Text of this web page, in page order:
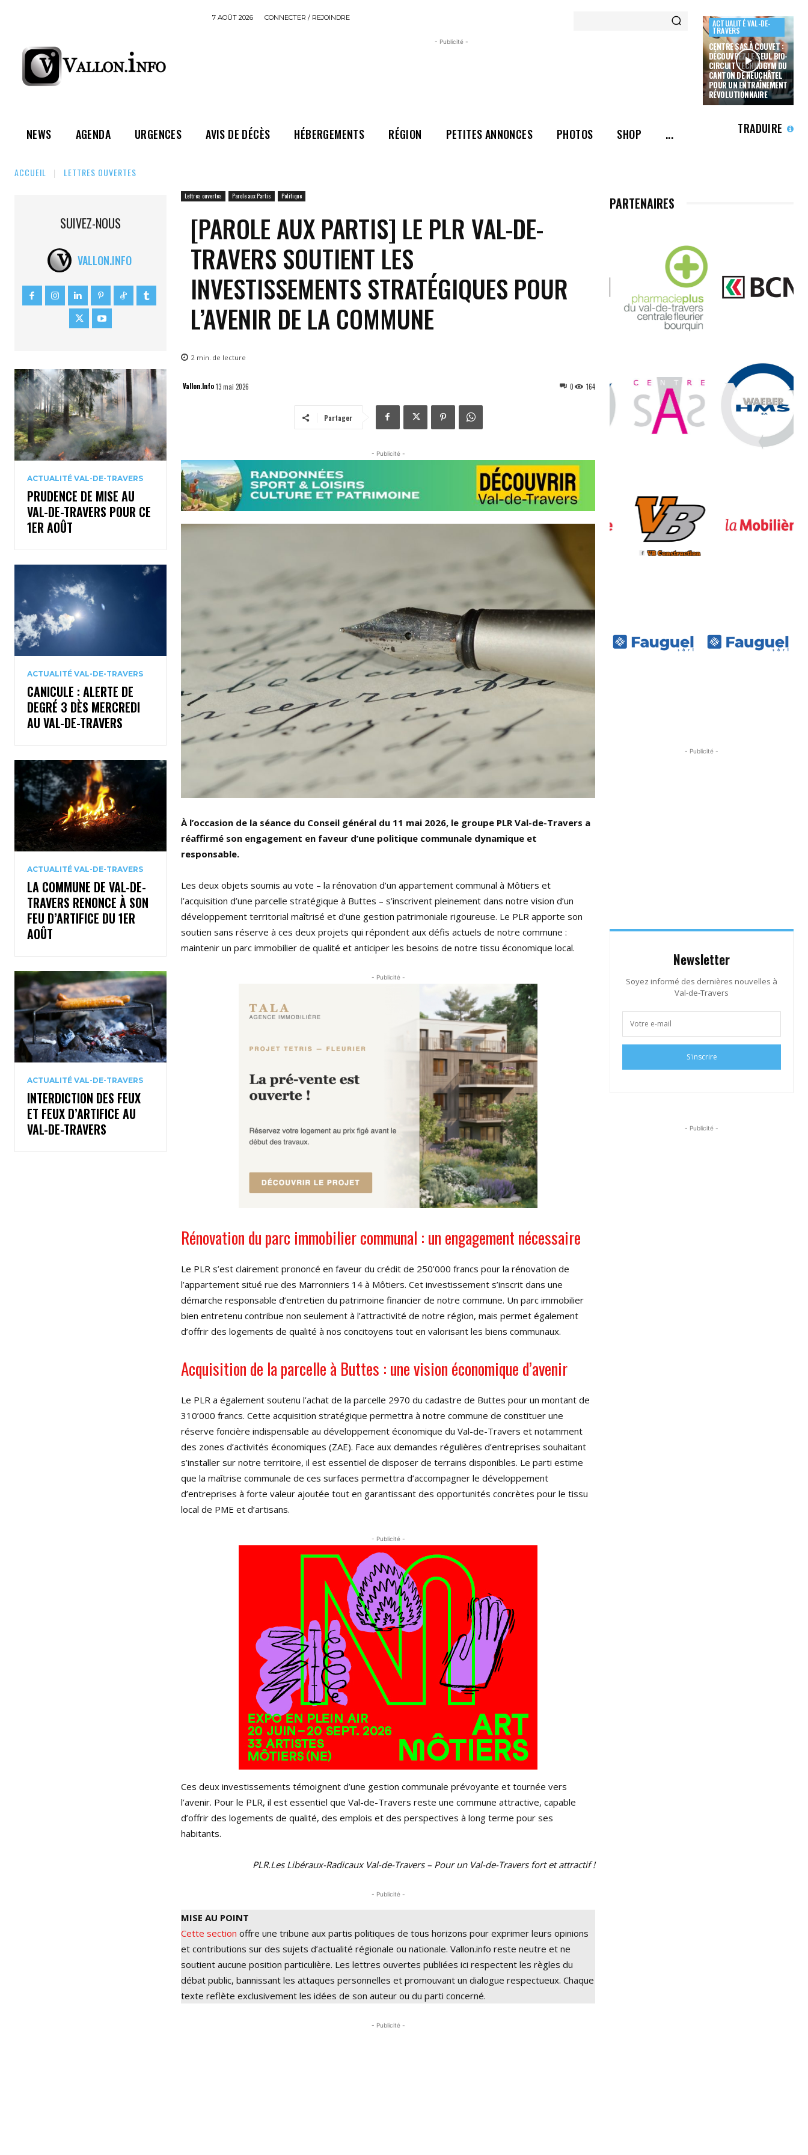
7 AOÛT 2026 CONNECTER / REJOINDRE
- Publicité -
ACTUALITÉ VAL-DE-
TRAVERS
CENTRE SAS À COUVET :
DÉCOUVREZ LE SEUL BIO-
CIRCUIT TECHNOGYM DU
CANTON DE NEUCHÂTEL
POUR UN ENTRAÎNEMENT
RÉVOLUTIONNAIRE
NEWS AGENDA URGENCES AVIS DE DÉCÈS HÉBERGEMENTS RÉGION PETITES ANNONCES PHOTOS SHOP ... TRADUIRE
ACCUEIL LETTRES OUVERTES
SUIVEZ-NOUS
VALLON.INFO
ACTUALITÉ VAL-DE-TRAVERS
PRUDENCE DE MISE AU
VAL-DE-TRAVERS POUR CE
1ER AOÛT
ACTUALITÉ VAL-DE-TRAVERS
CANICULE : ALERTE DE
DEGRÉ 3 DÈS MERCREDI
AU VAL-DE-TRAVERS
ACTUALITÉ VAL-DE-TRAVERS
LA COMMUNE DE VAL-DE-
TRAVERS RENONCE À SON
FEU D’ARTIFICE DU 1ER
AOÛT
ACTUALITÉ VAL-DE-TRAVERS
INTERDICTION DES FEUX
ET FEUX D’ARTIFICE AU
VAL-DE-TRAVERS
Lettres ouvertes Parole aux Partis Politique
[PAROLE AUX PARTIS] LE PLR VAL-DE-
TRAVERS SOUTIENT LES
INVESTISSEMENTS STRATÉGIQUES POUR
L’AVENIR DE LA COMMUNE
2 min. de lecture
Vallon.Info13 mai 2026 164
0
Partager
- Publicité -
À l’occasion de la séance du Conseil général du 11 mai 2026, le groupe PLR Val-de-Travers a
réaffirmé son engagement en faveur d’une politique communale dynamique et
responsable.
Les deux objets soumis au vote – la rénovation d’un appartement communal à Môtiers et
l’acquisition d’une parcelle stratégique à Buttes – s’inscrivent pleinement dans notre vision d’un
développement territorial maîtrisé et d’une gestion patrimoniale rigoureuse. Le PLR apporte son
soutien sans réserve à ces deux projets qui répondent aux défis actuels de notre commune :
maintenir un parc immobilier de qualité et anticiper les besoins de notre tissu économique local.
- Publicité -
Rénovation du parc immobilier communal : un engagement nécessaire
Le PLR s’est clairement prononcé en faveur du crédit de 250’000 francs pour la rénovation de
l’appartement situé rue des Marronniers 14 à Môtiers. Cet investissement s’inscrit dans une
démarche responsable d’entretien du patrimoine financier de notre commune. Un parc immobilier
bien entretenu contribue non seulement à l’attractivité de notre région, mais permet également
d’offrir des logements de qualité à nos concitoyens tout en valorisant les biens communaux.
Acquisition de la parcelle à Buttes : une vision économique d’avenir
Le PLR a également soutenu l’achat de la parcelle 2970 du cadastre de Buttes pour un montant de
310’000 francs. Cette acquisition stratégique permettra à notre commune de constituer une
réserve foncière indispensable au développement économique du Val-de-Travers et notamment
des zones d’activités économiques (ZAE). Face aux demandes régulières d’entreprises souhaitant
s’installer sur notre territoire, il est essentiel de disposer de terrains disponibles. Le parti estime
que la maîtrise communale de ces surfaces permettra d’accompagner le développement
d’entreprises à forte valeur ajoutée tout en garantissant des opportunités concrètes pour le tissu
local de PME et d’artisans.
- Publicité -
Ces deux investissements témoignent d’une gestion communale prévoyante et tournée vers
l’avenir. Pour le PLR, il est essentiel que Val-de-Travers reste une commune attractive, capable
d’offrir des logements de qualité, des emplois et des perspectives à long terme pour ses
habitants.
PLR.Les Libéraux-Radicaux Val-de-Travers – Pour un Val-de-Travers fort et attractif !
- Publicité -
MISE AU POINT
Cette section offre une tribune aux partis politiques de tous horizons pour exprimer leurs opinions
et contributions sur des sujets d’actualité régionale ou nationale. Vallon.info reste neutre et ne
soutient aucune position particulière. Les lettres ouvertes publiées ici respectent les règles du
débat public, bannissant les attaques personnelles et promouvant un dialogue respectueux. Chaque
texte reflète exclusivement les idées de son auteur ou du parti concerné.
- Publicité -
PARTENAIRES
- Publicité -
Newsletter
Soyez informé des dernières nouvelles à
Val-de-Travers
S'inscrire
- Publicité -